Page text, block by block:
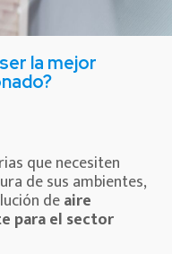
la mejor
que necesiten
de sus ambientes,
deaire
para el sector